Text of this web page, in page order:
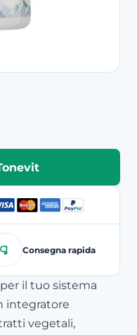
Consegna rapida
il tuo sistema
integratore
vegetali,